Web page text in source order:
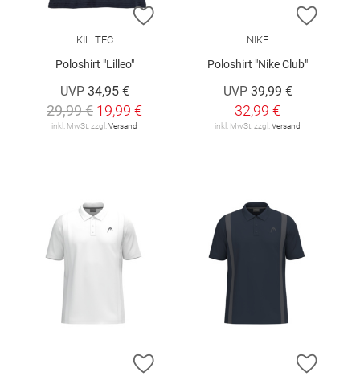
ZUR WUNSCHLISTE HINZUFÜGEN
KILLTEC
Poloshirt "Lilleo"
UVP 34,95 €
29,99 € 19,99 €
inkl. MwSt. zzgl.Versand
ZUR
NIKE
Poloshirt "Nike Club"
UVP 39,99 €
32,99 €
inkl. MwSt. zzgl.Versand
ZUR WUNSCHLISTE HINZUFÜGEN
ZUR